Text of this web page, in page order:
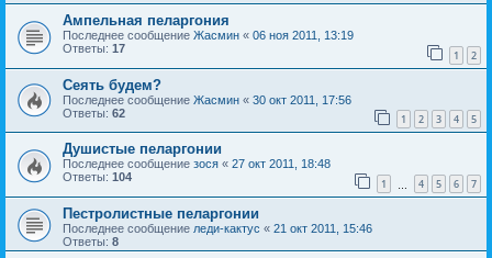
Ампельная пеларгония
Последнее сообщение Жасмин « 06 ноя 2011, 13:19
Ответы: 17 1 2
Сеять будем?
Последнее сообщение Жасмин « 30 окт 2011, 17:56
Ответы: 62 1 2 3 4 5
Душистые пеларгонии
Последнее сообщение зося « 27 окт 2011, 18:48
Ответы: 104 1 4 5 6 7
Пестролистные пеларгонии
Последнее сообщение леди-кактус « 21 окт 2011, 15:46
Ответы: 8